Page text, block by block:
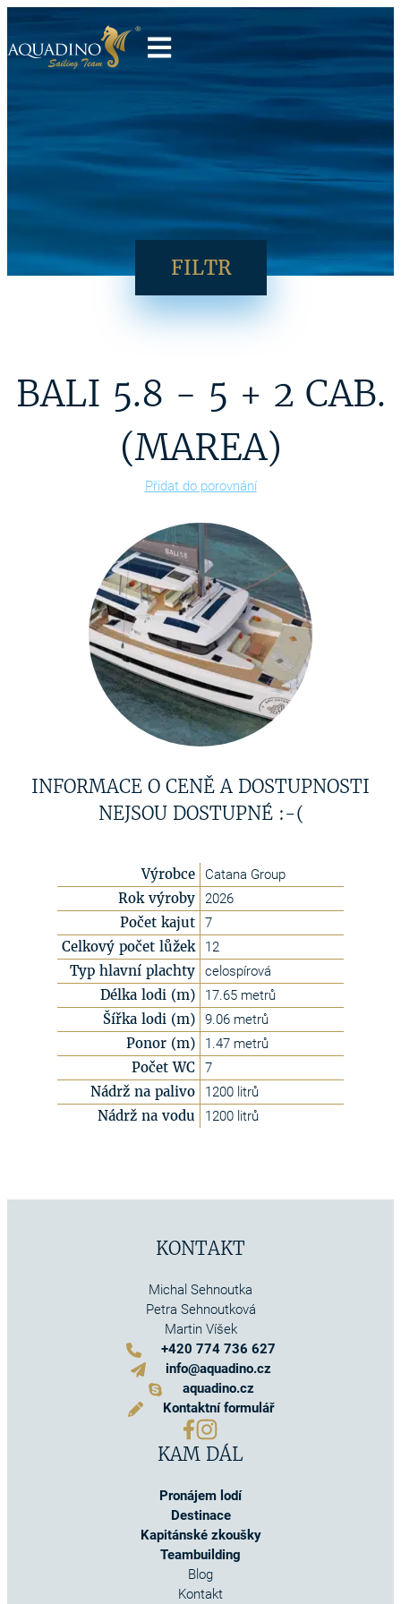
FILTR
BALI 5.8 - 5 + 2 CAB.
(MAREA)
Přidat do porovnání
INFORMACE O CENĚ A DOSTUPNOSTI
NEJSOU DOSTUPNÉ :-(
Výrobce Catana Group
Rok výroby 2026
Počet kajut 7
Celkový počet lůžek 12
Typ hlavní plachty celospírová
Délka lodi (m) 17.65 metrů
Šířka lodi (m) 9.06 metrů
Ponor (m) 1.47 metrů
Počet WC 7
Nádrž na palivo 1200 litrů
Nádrž na vodu 1200 litrů
KONTAKT
Michal Sehnoutka
Petra Sehnoutková
Martin Víšek
+420 774 736 627
info@aquadino.cz
aquadino.cz
Kontaktní formulář
KAM DÁL
Pronájem lodí
Destinace
Kapitánské zkoušky
Teambuilding
Blog
Kontakt